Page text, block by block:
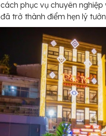
cách phục vụ chuyên
đã trở thành điểm hẹn lý